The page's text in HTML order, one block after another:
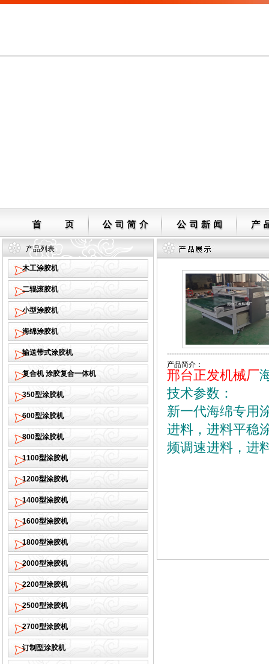
产品列表
木工涂胶机
二辊滚胶机
小型涂胶机
海绵涂胶机
输送带式涂胶机
复合机 涂胶复合一体机
350型涂胶机
600型涂胶机
800型涂胶机
1100型涂胶机
1200型涂胶机
1400型涂胶机
1600型涂胶机
1800型涂胶机
2000型涂胶机
2200型涂胶机
2500型涂胶机
2700型涂胶机
订制型涂胶机
产品简介：
邢台正发机械厂
技术参数：
新一代海绵专用
进料，进料平稳
频调速进料，进